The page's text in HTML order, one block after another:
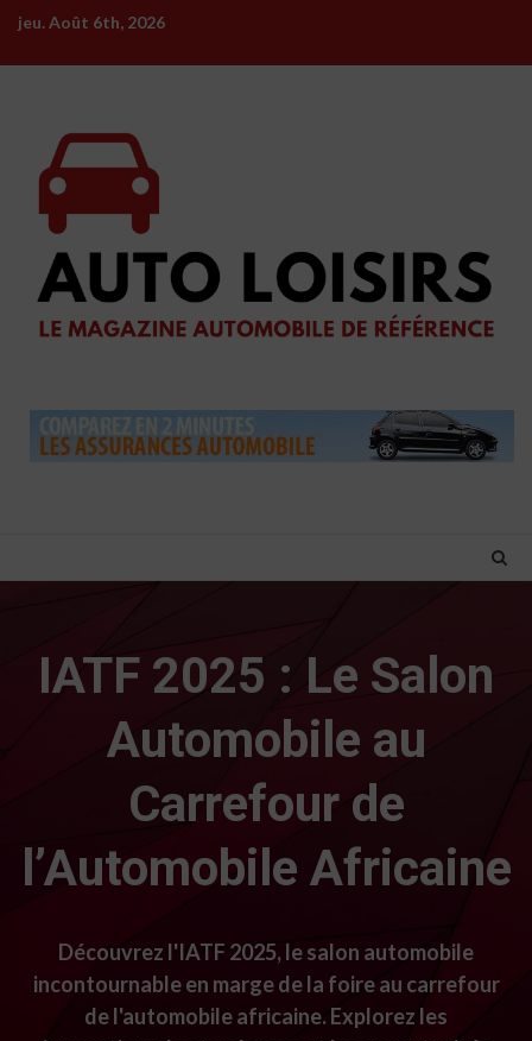
Skip
content
jeu. Août 6th, 2026
IATF 2025 : Le Salon
Automobile au
Carrefour de
l’Automobile Africaine
Découvrez l'IATF 2025, le salon automobile
incontournable en marge de la foire au carrefour
de l'automobile africaine. Explorez les